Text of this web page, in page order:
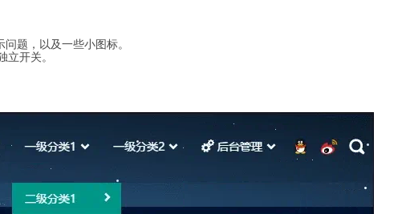
问题，以及一些小图标。
开关。